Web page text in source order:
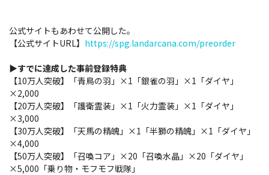
公式サイトもあわせて公開した。
【公式サイトURL】 https://spg.landarcana.com/preorder
▶すでに達成した事前登録特典
【10万人突破】「青鳥の羽」×1「銀雀の羽」×1「ダイヤ」
×2,000
【20万人突破】「護衛霊装」×1「火力霊装」×1「ダイヤ」
×3,000
【30万人突破】「天馬の精魄」×1「半獅の精魄」×1「ダイヤ」
×4,000
【50万人突破】「召喚コア」×20「召喚水晶」×20「ダイヤ」
×5,000「乗り物・モフモフ戦隊」